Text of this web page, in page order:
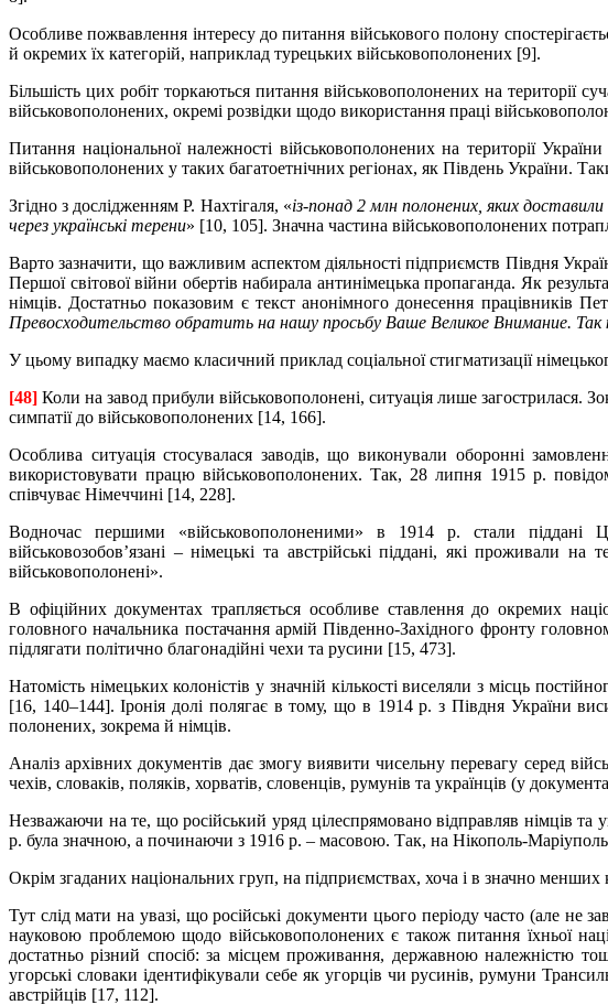
Особливе пожвавлення інтересу до питання військового полону
й окремих їх категорій, наприклад турецьких військовополонених [9].
Більшість цих робіт торкаються питання військовополонених на території
військовополонених, окремі розвідки щодо використання праці
Питання національної належності військовополонених на території
військовополонених у таких багатоетнічних регіонах, як Південь України.
Згідно з дослідженням Р. Нахтігаля, «із-понад 2 млн полонених, яких
через українські терени» [10, 105]. Значна частина військовополонених
Варто зазначити, що важливим аспектом діяльності підприємств Півдня
Першої світової війни обертів набирала антинімецька пропаганда. Як
німців. Достатньо показовим є текст анонімного донесення працівників
Превосходительство обратить на нашу просьбу Ваше Великое Внимание.
У цьому випадку маємо класичний приклад соціальної стигматизації
[48]Коли на завод прибули військовополонені, ситуація лише
симпатії до військовополонених [14, 166].
Особлива ситуація стосувалася заводів, що виконували оборонні
використовувати працю військовополонених. Так, 28 липня 1915 р.
співчуває Німеччині [14, 228].
Водночас першими «військовополоненими» в 1914 р. стали піддані
військовозобов’язані – німецькі та австрійські піддані, які проживали
військовополонені».
В офіційних документах трапляється особливе ставлення до окремих
головного начальника постачання армій Південно-Західного фронту
підлягати політично благонадійні чехи та русини [15, 473].
Натомість німецьких колоністів у значній кількості виселяли з місць
[16, 140–144]. Іронія долі полягає в тому, що в 1914 р. з Півдня України
полонених, зокрема й німців.
Аналіз архівних документів дає змогу виявити чисельну перевагу серед
чехів, словаків, поляків, хорватів, словенців, румунів та українців (у
Незважаючи на те, що російський уряд цілеспрямовано відправляв німців та
р. була значною, а починаючи з 1916 р. – масовою. Так, на Нікополь-
Окрім згаданих національних груп, на підприємствах, хоча і в значно менших
Тут слід мати на увазі, що російські документи цього періоду часто (але не
науковою проблемою щодо військовополонених є також питання їхньої
достатньо різний спосіб: за місцем проживання, державною належністю
угорські словаки ідентифікували себе як угорців чи русинів, румуни
австрійців [17, 112].